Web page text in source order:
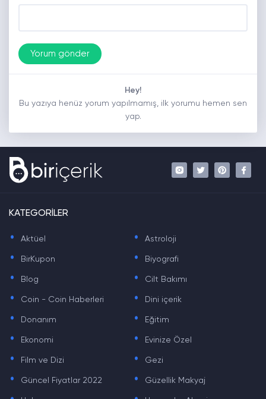
Hey!
Bu yazıya henüz yorum yapılmamış, ilk yorumu hemen sen
yap.
KATEGORİLER
. Aktüel . Astroloji
. BirKupon . Biyografi
. Blog . Cilt Bakımı
. Coin - Coin Haberleri . Dini içerik
. Donanım . Eğitim
. Ekonomi . Evinize Özel
. Film ve Dizi . Gezi
. Güncel Fiyatlar 2022 . Güzellik Makyaj
. .